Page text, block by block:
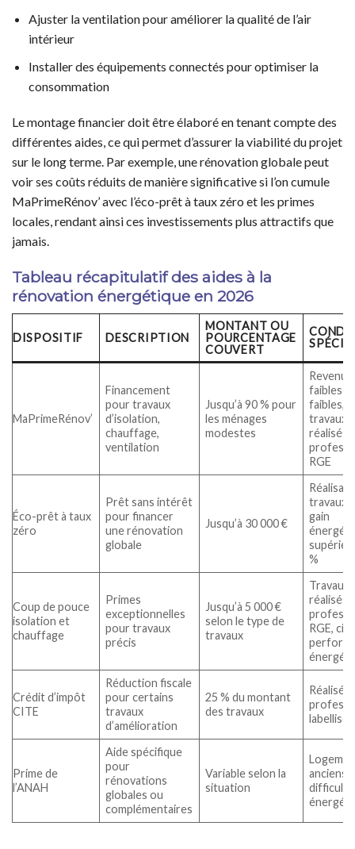
Ajuster la ventilation pour améliorer la qualité de l’air
intérieur
Installer des équipements connectés pour optimiser la
consommation
Le montage financier doit être élaboré en tenant compte des
différentes aides, ce qui permet d’assurer la viabilité du projet
sur le long terme. Par exemple, une rénovation globale peut
voir ses coûts réduits de manière significative si l’on cumule
MaPrimeRénov’ avec l’éco-prêt à taux zéro et les primes
locales, rendant ainsi ces investissements plus attractifs que
jamais.
Tableau récapitulatif des aides à la
rénovation énergétique en 2026
DISPOSITIF DESCRIPTION
MONTANT OU
POURCENTAGE
COUVERT
MaPrimeRénov’
Financement
pour travaux
d’isolation,
chauffage,
ventilation
Jusqu’à 90 % pour
les ménages
modestes
Revenus
faibles
faibles,
travaux
réalisés
RGE
Éco-prêt à taux
zéro
Prêt sans intérêt
pour financer
une rénovation
globale
Jusqu’à 30 000 €
travaux
gain
%
Coup de pouce
isolation et
chauffage
Primes
exceptionnelles
pour travaux
précis
Jusqu’à 5 000 €
selon le type de
travaux
Travaux
réalisés
RGE,
Crédit d’impôt
CITE
Réduction fiscale
pour certains
travaux
d’amélioration
25 % du montant
des travaux
Réalisés
labellisé
Prime de
l’ANAH
Aide spécifique
pour
rénovations
globales ou
complémentaires
Variable selon la
situation
anciens
difficulté